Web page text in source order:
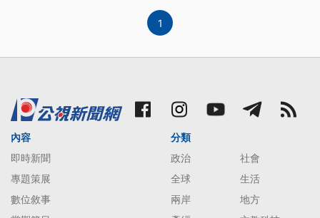
電台專訪時表示，將由交
1
內容
即時新聞
專題策展
數位敘事
分類
政治
社會
全球
生活
兩岸
地方